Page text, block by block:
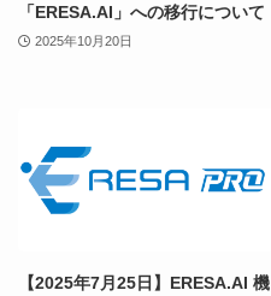
「ERESA.AI」への移行について
2025年10月20日
【2025年7月25日】ERESA.AI 機